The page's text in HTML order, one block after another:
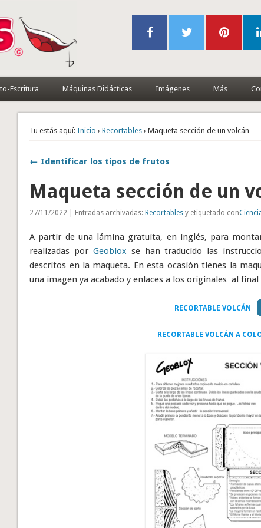
Escritura Máquinas Didácticas Imágenes Más
Tu estás aquí: Inicio ›Recortables › Maqueta sección de un volcán
← Identificar los tipos de frutos
Maqueta sección de un
27/11/2022 | Entradas archivadas:Recortables y etiquetado con
A partir de una lámina gratuita, en inglés, para
realizadas por Geoblox se han traducido las
descritos en la maqueta. En esta ocasión tienes la
una imagen ya acabado y enlaces a los originales al
RECORTABLE VOLCÁN
RECORTABLE VOLCÁN A